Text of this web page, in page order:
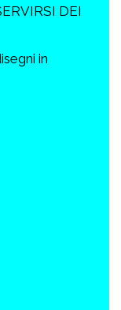
DEI
in